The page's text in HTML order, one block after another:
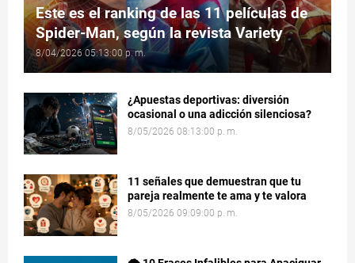
Este es el ranking de las 11 películas de
Spider-Man, según la revista Variety
8/04/2026 05:13:00 p. m.
¿Apuestas deportivas: diversión
ocasional o una adicción silenciosa?
8/05/2026 08:13:00 p. m.
11 señales que demuestran que tu
pareja realmente te ama y te valora
8/05/2026 09:09:00 p. m.